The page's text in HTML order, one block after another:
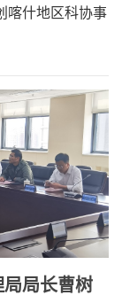
喀什地区科协事
局长曹树